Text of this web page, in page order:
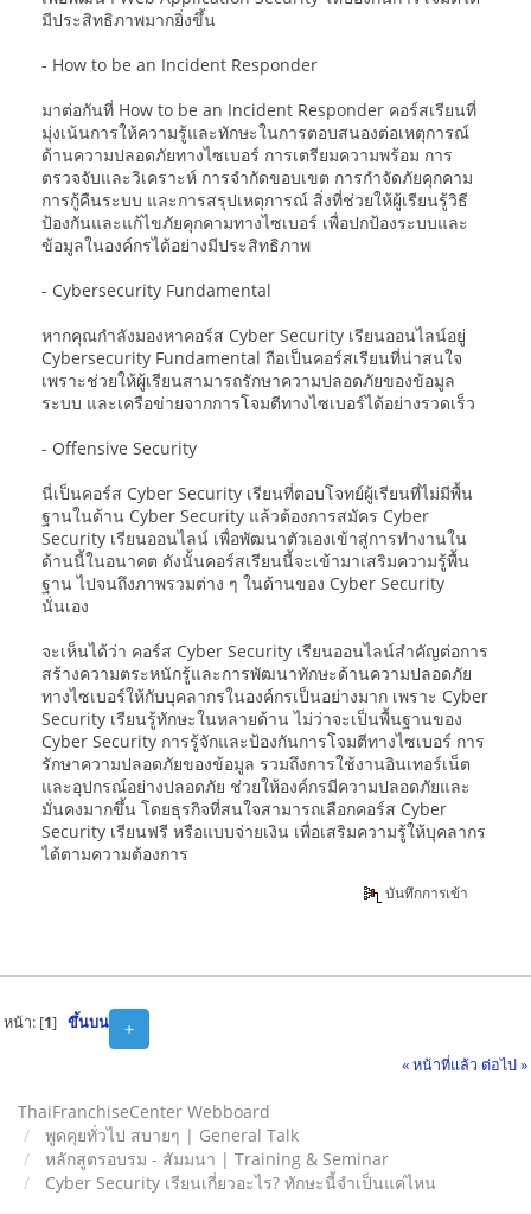
มีประสิทธิภาพมากยิ่งขึ้น
- How to be an Incident Responder
มาต่อกันที่ How to be an Incident Responder คอร์สเรียนที่
มุ่งเน้นการให้ความรู้และทักษะในการตอบสนองต่อเหตุการณ์
ด้านความปลอดภัยทางไซเบอร์ การเตรียมความพร้อม การ
ตรวจจับและวิเคราะห์ การจำกัดขอบเขต การกำจัดภัยคุกคาม
การกู้คืนระบบ และการสรุปเหตุการณ์ สิ่งที่ช่วยให้ผู้เรียนรู้วิธี
ป้องกันและแก้ไขภัยคุกคามทางไซเบอร์ เพื่อปกป้องระบบและ
ข้อมูลในองค์กรได้อย่างมีประสิทธิภาพ
- Cybersecurity Fundamental
หากคุณกำลังมองหาคอร์ส Cyber Security เรียนออนไลน์อยู่
Cybersecurity Fundamental ถือเป็นคอร์สเรียนที่น่าสนใจ
เพราะช่วยให้ผู้เรียนสามารถรักษาความปลอดภัยของข้อมูล
ระบบ และเครือข่ายจากการโจมตีทางไซเบอร์ได้อย่างรวดเร็ว
- Offensive Security
นี่เป็นคอร์ส Cyber Security เรียนที่ตอบโจทย์ผู้เรียนที่ไม่มีพื้น
ฐานในด้าน Cyber Security แล้วต้องการสมัคร Cyber
Security เรียนออนไลน์ เพื่อพัฒนาตัวเองเข้าสู่การทำงานใน
ด้านนี้ในอนาคต ดังนั้นคอร์สเรียนนี้จะเข้ามาเสริมความรู้พื้น
ฐาน ไปจนถึงภาพรวมต่าง ๆ ในด้านของ Cyber Security
นั่นเอง
จะเห็นได้ว่า คอร์ส Cyber Security เรียนออนไลน์สำคัญต่อการ
สร้างความตระหนักรู้และการพัฒนาทักษะด้านความปลอดภัย
ทางไซเบอร์ให้กับบุคลากรในองค์กรเป็นอย่างมาก เพราะ Cyber
Security เรียนรู้ทักษะในหลายด้าน ไม่ว่าจะเป็นพื้นฐานของ
Cyber Security การรู้จักและป้องกันการโจมตีทางไซเบอร์ การ
รักษาความปลอดภัยของข้อมูล รวมถึงการใช้งานอินเทอร์เน็ต
และอุปกรณ์อย่างปลอดภัย ช่วยให้องค์กรมีความปลอดภัยและ
มั่นคงมากขึ้น โดยธุรกิจที่สนใจสามารถเลือกคอร์ส Cyber
Security เรียนฟรี หรือแบบจ่ายเงิน เพื่อเสริมความรู้ให้บุคลากร
ได้ตามความต้องการ
บันทึกการเข้า
+
หน้า: [1] ขึ้นบน
« หน้าที่แล้ว ต่อไป »
ThaiFranchiseCenter Webboard
พูดคุยทั่วไป สบายๆ | General Talk
หลักสูตรอบรม - สัมมนา | Training & Seminar
Cyber Security เรียนเกี่ยวอะไร? ทักษะนี้จำเป็นแค่ไหน